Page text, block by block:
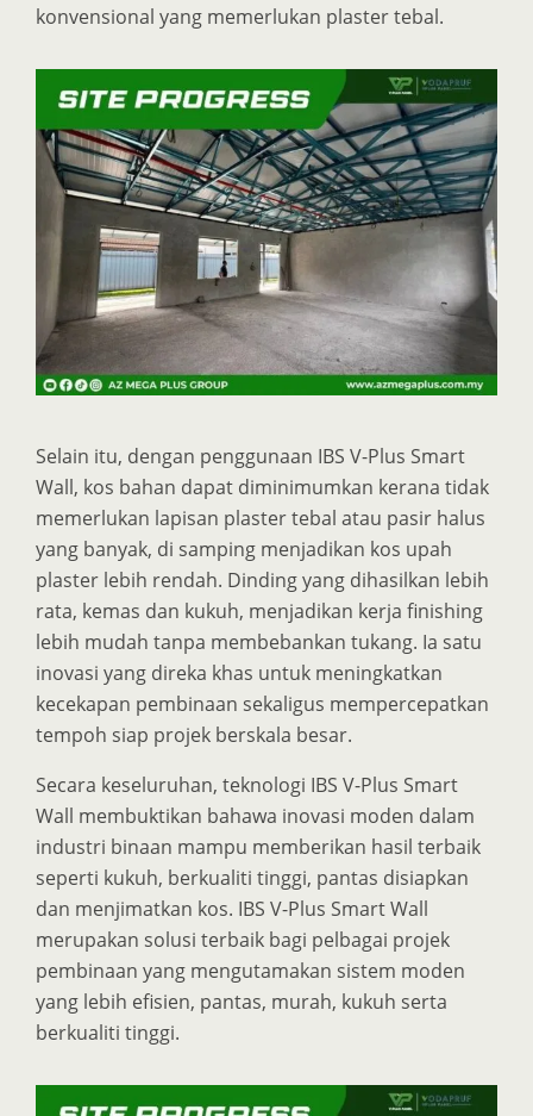
konvensional yang memerlukan plaster tebal.
Selain itu, dengan penggunaan IBS V-Plus Smart
Wall, kos bahan dapat diminimumkan kerana tidak
memerlukan lapisan plaster tebal atau pasir halus
yang banyak, di samping menjadikan kos upah
plaster lebih rendah. Dinding yang dihasilkan lebih
rata, kemas dan kukuh, menjadikan kerja finishing
lebih mudah tanpa membebankan tukang. Ia satu
inovasi yang direka khas untuk meningkatkan
kecekapan pembinaan sekaligus mempercepatkan
tempoh siap projek berskala besar.
Secara keseluruhan, teknologi IBS V-Plus Smart
Wall membuktikan bahawa inovasi moden dalam
industri binaan mampu memberikan hasil terbaik
seperti kukuh, berkualiti tinggi, pantas disiapkan
dan menjimatkan kos. IBS V-Plus Smart Wall
merupakan solusi terbaik bagi pelbagai projek
pembinaan yang mengutamakan sistem moden
yang lebih efisien, pantas, murah, kukuh serta
berkualiti tinggi.